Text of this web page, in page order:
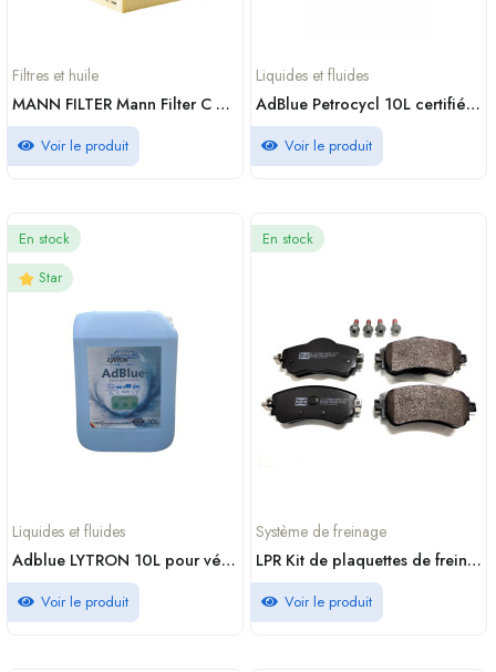
Filtres et huile
MANN FILTER Mann Filter C 30 005 Air Filter
Voir le produit
Liquides et fluides
AdBlue Petrocycl 10L certifié xmove ISO 22241 prix Casablanca Maroc
Voir le produit
En stock
Star
Liquides et fluides
Adblue LYTRON 10L pour véhicules diesel prix Maroc
Voir le produit
En stock
Système de freinage
LPR Kit de plaquettes de frein frein à disque 05P1740
Voir le produit